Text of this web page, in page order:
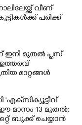
വീണ്
പരിക്ക്
ഇനി മുതൽ പ്ലസ്
ഉത്തരവ്
മാറ്റങ്ങൾ
മാസം 13 മുതൽ;
ബുക്ക് ചെയ്യാൻ